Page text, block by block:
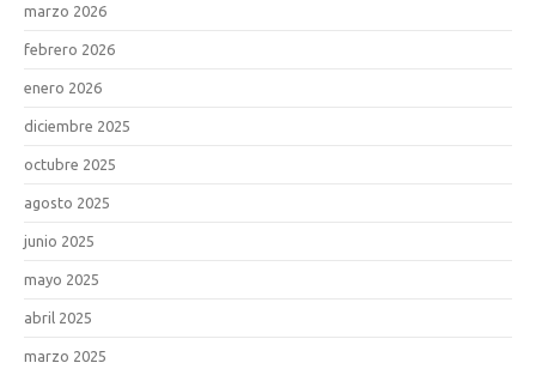
marzo 2026
febrero 2026
enero 2026
diciembre 2025
octubre 2025
agosto 2025
junio 2025
mayo 2025
abril 2025
marzo 2025